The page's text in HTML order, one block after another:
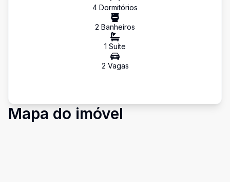
4 Dormitórios
2 Banheiros
1 Suíte
2 Vagas
Mapa do imóvel